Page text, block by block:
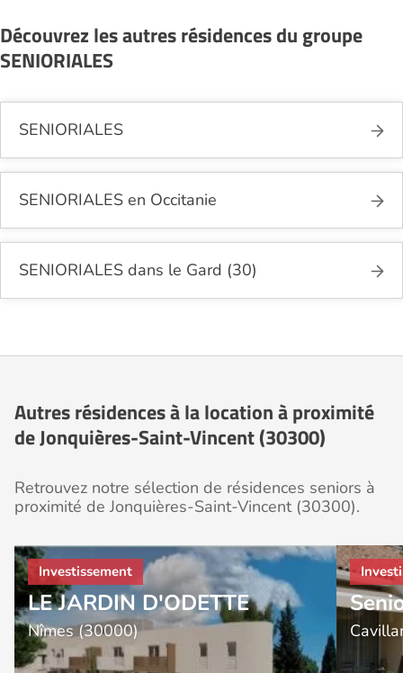
Découvrez les autres résidences du groupe
SENIORIALES
SENIORIALES
SENIORIALES en Occitanie
SENIORIALES dans le Gard (30)
Autres résidences à la location à proximité
de Jonquières-Saint-Vincent (30300)
Retrouvez notre sélection de résidences seniors à
proximité de Jonquières-Saint-Vincent (30300).
LE JARDIN D'ODETTE
Nîmes (30000)